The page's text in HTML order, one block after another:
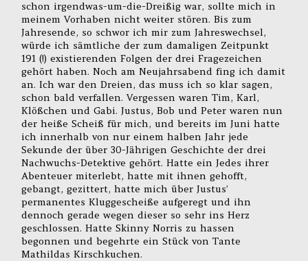
schon irgendwas-um-die-Dreißig war, sollte mich in
meinem Vorhaben nicht weiter stören. Bis zum
Jahresende, so schwor ich mir zum Jahreswechsel,
würde ich sämtliche der zum damaligen Zeitpunkt
191 (!) existierenden Folgen der drei Fragezeichen
gehört haben. Noch am Neujahrsabend fing ich damit
an. Ich war den Dreien, das muss ich so klar sagen,
schon bald verfallen. Vergessen waren Tim, Karl,
Klößchen und Gabi. Justus, Bob und Peter waren nun
der heiße Scheiß für mich, und bereits im Juni hatte
ich innerhalb von nur einem halben Jahr jede
Sekunde der über 30-Jährigen Geschichte der drei
Nachwuchs-Detektive gehört. Hatte ein Jedes ihrer
Abenteuer miterlebt, hatte mit ihnen gehofft,
gebangt, gezittert, hatte mich über Justus’
permanentes Kluggescheiße aufgeregt und ihn
dennoch gerade wegen dieser so sehr ins Herz
geschlossen. Hatte Skinny Norris zu hassen
begonnen und begehrte ein Stück von Tante
Mathildas Kirschkuchen.